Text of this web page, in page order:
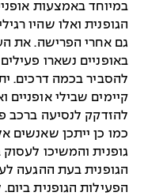
במיוחד באמצעות
הגופנית ואלו שהיו
גם אחרי הפרישה. את
באופניים נשארו
להסביר בכמה דרכים.
קיימים שבילי
להזדקק לנסיעה ברכב
כמו כן ייתכן שאנשים
גופנית והמשיכו
הפעילות הגופנית